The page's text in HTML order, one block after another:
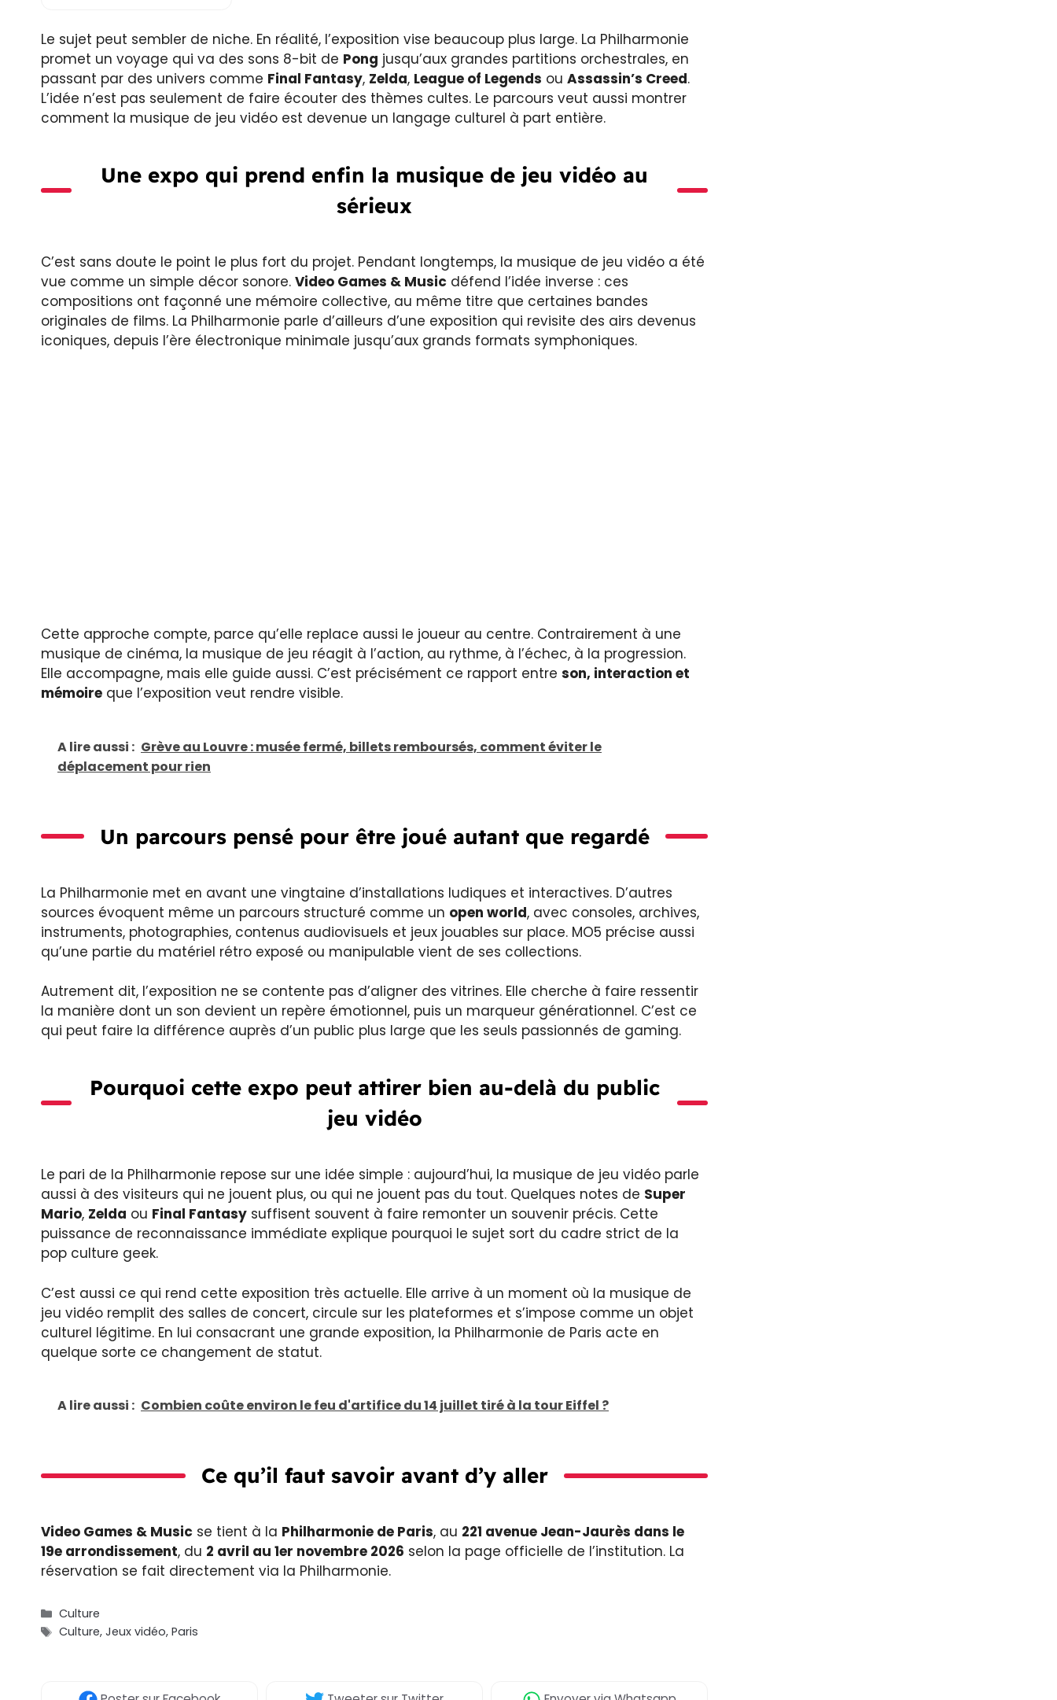
Le sujet peut sembler de niche. En réalité, l’exposition vise beaucoup plus large. La Philharmonie
promet un voyage qui va des sons 8-bit de Pong jusqu’aux grandes partitions orchestrales, en
passant par des univers comme Final Fantasy, Zelda, League of Legends ou Assassin’s Creed.
L’idée n’est pas seulement de faire écouter des thèmes cultes. Le parcours veut aussi montrer
comment la musique de jeu vidéo est devenue un langage culturel à part entière.
Une expo qui prend enfin la musique de jeu vidéo au
sérieux
C’est sans doute le point le plus fort du projet. Pendant longtemps, la musique de jeu vidéo a été
vue comme un simple décor sonore. Video Games & Music défend l’idée inverse : ces
compositions ont façonné une mémoire collective, au même titre que certaines bandes
originales de films. La Philharmonie parle d’ailleurs d’une exposition qui revisite des airs devenus
iconiques, depuis l’ère électronique minimale jusqu’aux grands formats symphoniques.
Cette approche compte, parce qu’elle replace aussi le joueur au centre. Contrairement à une
musique de cinéma, la musique de jeu réagit à l’action, au rythme, à l’échec, à la progression.
Elle accompagne, mais elle guide aussi. C’est précisément ce rapport entre son, interaction et
mémoire que l’exposition veut rendre visible.
A lire aussi : Grève au Louvre : musée fermé, billets remboursés, comment éviter le
déplacement pour rien
Un parcours pensé pour être joué autant que regardé
La Philharmonie met en avant une vingtaine d’installations ludiques et interactives. D’autres
sources évoquent même un parcours structuré comme un open world, avec consoles, archives,
instruments, photographies, contenus audiovisuels et jeux jouables sur place. MO5 précise aussi
qu’une partie du matériel rétro exposé ou manipulable vient de ses collections.
Autrement dit, l’exposition ne se contente pas d’aligner des vitrines. Elle cherche à faire ressentir
la manière dont un son devient un repère émotionnel, puis un marqueur générationnel. C’est ce
qui peut faire la différence auprès d’un public plus large que les seuls passionnés de gaming.
Pourquoi cette expo peut attirer bien au-delà du public
jeu vidéo
Le pari de la Philharmonie repose sur une idée simple : aujourd’hui, la musique de jeu vidéo parle
aussi à des visiteurs qui ne jouent plus, ou qui ne jouent pas du tout. Quelques notes de Super
Mario, Zelda ou Final Fantasy suffisent souvent à faire remonter un souvenir précis. Cette
puissance de reconnaissance immédiate explique pourquoi le sujet sort du cadre strict de la
pop culture geek.
C’est aussi ce qui rend cette exposition très actuelle. Elle arrive à un moment où la musique de
jeu vidéo remplit des salles de concert, circule sur les plateformes et s’impose comme un objet
culturel légitime. En lui consacrant une grande exposition, la Philharmonie de Paris acte en
quelque sorte ce changement de statut.
A lire aussi : Combien coûte environ le feu d'artifice du 14 juillet tiré à la tour Eiffel ?
Ce qu’il faut savoir avant d’y aller
Video Games & Music se tient à la Philharmonie de Paris, au 221 avenue Jean-Jaurès dans le
19e arrondissement, du 2 avril au 1er novembre 2026 selon la page officielle de l’institution. La
réservation se fait directement via la Philharmonie.
Catégories
Culture
Étiquettes
Culture,Jeux vidéo,Paris